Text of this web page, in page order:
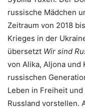
russische Mädchen
Zeitraum von 2018
Krieges in der
übersetzt Wir sind
von Alika, Aljona und
russischen
Leben in Freiheit
Russland vorstellen.